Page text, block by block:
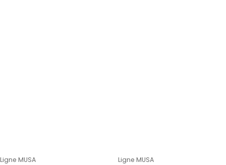
Ligne MUSA Ligne MUSA